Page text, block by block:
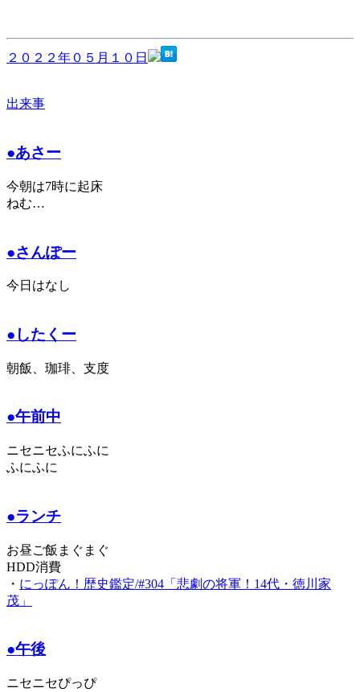
２０２２年０５月１０日
出来事
●あさー
今朝は7時に起床
ねむ…
●さんぽー
今日はなし
●したくー
朝飯、珈琲、支度
●午前中
ニセニセふにふに
ふにふに
●ランチ
お昼ご飯まぐまぐ
HDD消費
・ にっぽん！歴史鑑定/#304「悲劇の将軍！14代・徳川家
茂」
●午後
ニセニセぴっぴ